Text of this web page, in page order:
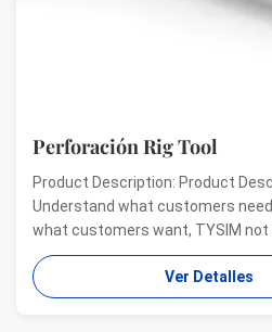
Perforación Rig Tool
Product Description: Product
Understand what customers
what customers want, TYSIM not
bars for drill rigs of world’s top
provide one-stop solution for the
construction users. While
Ver Detalles